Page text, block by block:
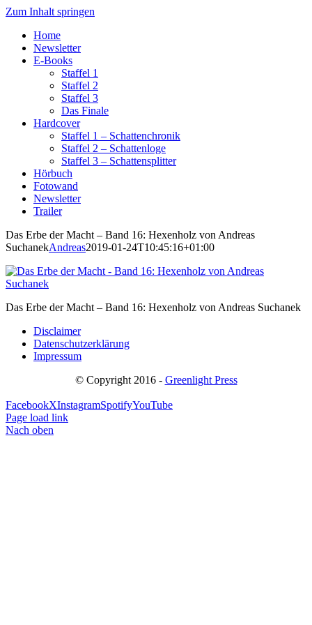
Zum Inhalt springen
Home
Newsletter
E-Books
Staffel 1
Staffel 2
Staffel 3
Das Finale
Hardcover
Staffel 1 – Schattenchronik
Staffel 2 – Schattenloge
Staffel 3 – Schattensplitter
Hörbuch
Fotowand
Newsletter
Trailer
Das Erbe der Macht – Band 16: Hexenholz von Andreas
SuchanekAndreas2019-01-24T10:45:16+01:00
Das Erbe der Macht – Band 16: Hexenholz von Andreas Suchanek
Disclaimer
Datenschutzerklärung
Impressum
© Copyright 2016 - Greenlight Press
FacebookXInstagramSpotifyYouTube
Page load link
Nach oben